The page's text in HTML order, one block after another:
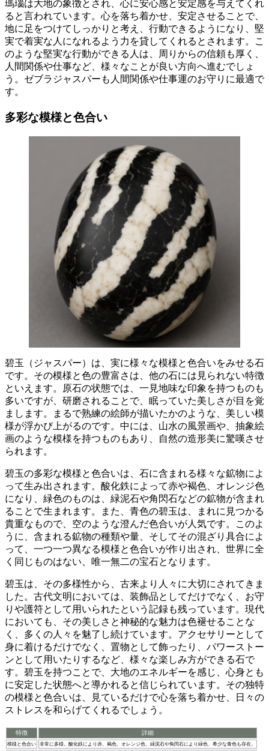
瑪瑙は大地の象徴とされ、心に安心感と安定感を与えてくれ
ると言われています。心を落ち着かせ、安定させることで、
地に足をつけてしっかりと考え、行動できるようになり、堅
実で着実な人になれるよう力を貸してくれるとされます。こ
のような堅実な行動ができる人は、周りからの信頼も厚く、
人間関係や仕事など、様々なことが良い方向へ進むでしょ
う。ゼブラジャスパーも人間関係や仕事運のお守りに最適で
す。
多彩な模様と色合い
碧玉（ジャスパー）は、実に様々な模様と色合いをみせる石
です。その模様と色の豊富さ は、他の石には見られない特徴
といえます。原石の状態では、一見地味な印象を持つものも
多いですが、研磨されることで、眠っていた美しさが目を覚
まします。まるで熟練の絵師が描いたかのような、美しい模
様が浮かび上がるのです。中には、山水の風景画や、抽象絵
画のような模様を持つものもあり、自然の造形美に驚嘆させ
られます。
碧玉の多彩な模様と色合いは、石に含まれる様々な鉱物によ
って生み出されます。酸化鉄によって赤や褐色、オレンジ色
になり、緑色のものは、緑泥石や角閃石などの鉱物が含まれ
ることで生まれます。また、青色の碧玉は、まれに見つかる
貴重なもので、空のような澄んだ色合いが人気です。このよ
うに、含まれる鉱物の種類や量、そしてその混ざり具合によ
って、一つ一つ異なる模様と色合いが作り出され、世界に全
く同じものはない、 唯一無二の宝石 となります。
碧玉は、その多様性から、 古来より人々に大切にされてきま
した。古代文明においては、装飾品としてだけでなく、お守
りや護符として用いられたという記録も残っています。現代
においても、その美しさと神秘的な魅力は色褪せることな
く、多くの人々を魅了し続けています。アクセサリーとして
身に着けるだけでなく、置物として飾ったり、パワーストー
ンとして用いたりするなど、様々な楽しみ方ができる石で
す。碧玉を持つことで、 大地のエネルギーを感じ、心身とも
に安定した状態へと導かれると信じられています。その独特
の模様と色合いは、見ているだけで心を落ち着かせ、日々の
ストレスを和らげてくれるでしょう。
特徴 詳細
模様と色合い
非常に多様。酸化鉄により赤、褐色、オレンジ色、緑泥石や角閃石により緑色、希少な青色も存在。